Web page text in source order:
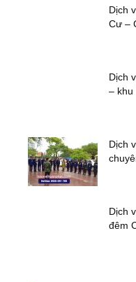
Dịch
Cư –
Dịch
– khu
Dịch
Dịch
đêm